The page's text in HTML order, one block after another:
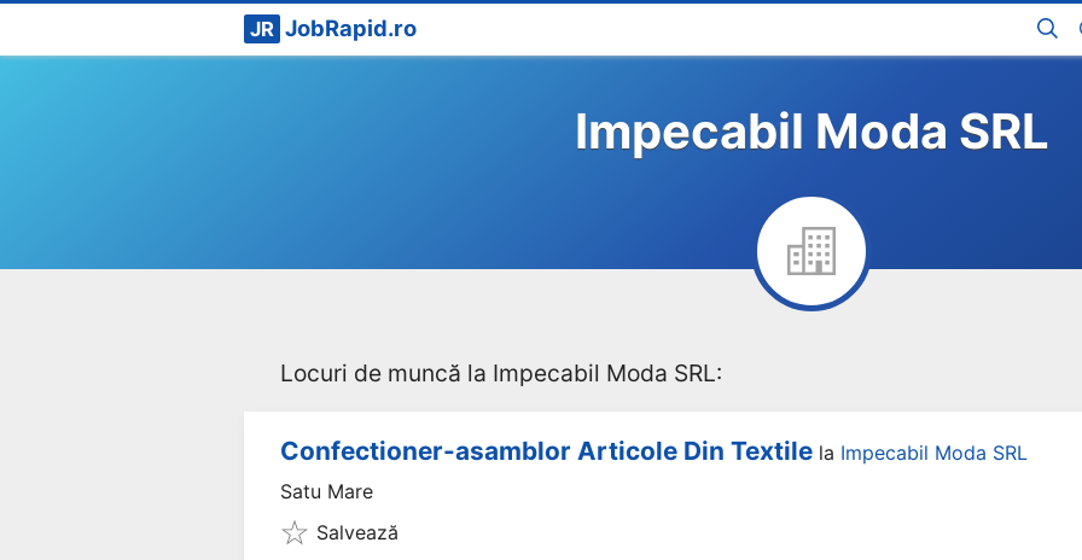
JR JobRapid.ro
Impecabil Moda SRL
Locuri de muncă la Impecabil Moda SRL:
Confectioner-asamblor Articole Din Textile la Impecabil Moda SRL
Satu Mare
Salvează